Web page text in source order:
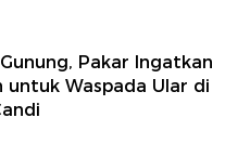
Pakar Ingatkan
untuk Waspada Ular di